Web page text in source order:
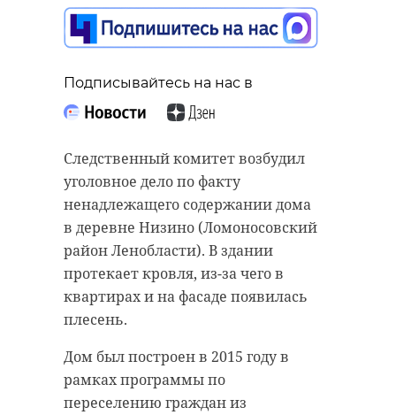
Подписывайтесь на нас в
Следственный комитет возбудил
уголовное дело по факту
ненадлежащего содержании дома
в деревне Низино (Ломоносовский
район Ленобласти). В здании
протекает кровля, из-за чего в
квартирах и на фасаде появилась
плесень.
Дом был построен в 2015 году в
рамках программы по
переселению граждан из
Росгвардейцы
нашли и вернули
которы ...
13 мая, 12:08
бара
14 мая, 16:10